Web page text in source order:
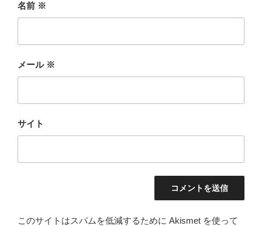
名前 ※
メール ※
サイト
このサイトはスパムを低減するために Akismet を使って